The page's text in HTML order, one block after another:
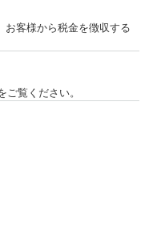
お客様から税金を徴収する
ご覧ください。